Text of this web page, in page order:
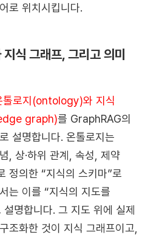
로 위치시킵니다.
식 그래프, 그리고 의미
톨로지(ontology)와 지식
graph)를 GraphRAG의
설명합니다. 온톨로지는
, 상·하위 관계, 속성, 제약
정의한 “지식의 스키마”로
는 이를 “지식의 지도를
설명합니다. 그 지도 위에 실제
조화한 것이 지식 그래프이고,